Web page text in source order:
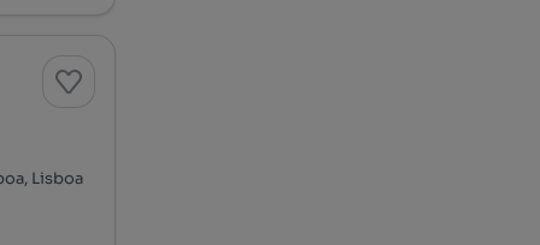
Lisboa